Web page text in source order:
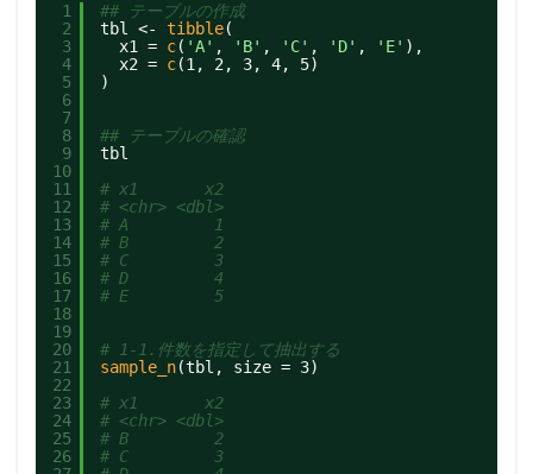
1
2
3
4
5
6
7
8
9
10
11
12
13
14
15
16
17
18
19
20
21
22
23
24
25
26
## テーブルの作成
tbl <- tibble(
x1 = c( 'A' , 'B' , 'C' , 'D' , 'E' ),
x2 = c(1, 2, 3, 4, 5)
)
## テーブルの確認
tbl
# x1       x2
# <chr> <dbl>
# A         1
# B         2
# C         3
# D         4
# E         5
# 1-1.件数を指定して抽出する
sample_n(tbl, size = 3)
# x1       x2
# <chr> <dbl>
# B         2
# C         3